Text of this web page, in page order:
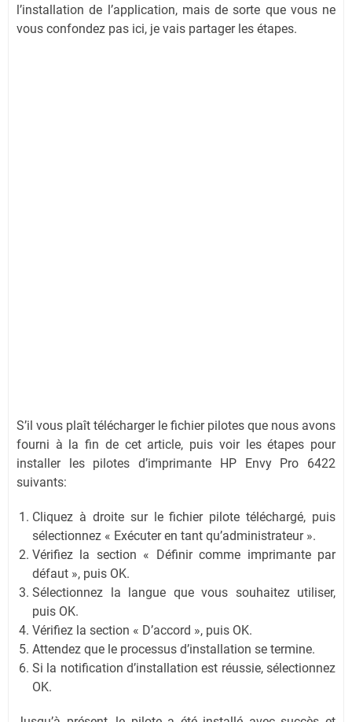
l’installation de l’application, mais de sorte que vous ne
vous confondez pas ici, je vais partager les étapes.
S’il vous plaît télécharger le fichier pilotes que nous avons
fourni à la fin de cet article, puis voir les étapes pour
installer les pilotes d’imprimante HP Envy Pro 6422
suivants:
Cliquez à droite sur le fichier pilote téléchargé, puis
sélectionnez « Exécuter en tant qu’administrateur ».
Vérifiez la section « Définir comme imprimante par
défaut », puis OK.
Sélectionnez la langue que vous souhaitez utiliser,
puis OK.
Vérifiez la section « D’accord », puis OK.
Attendez que le processus d’installation se termine.
Si la notification d’installation est réussie, sélectionnez
OK.